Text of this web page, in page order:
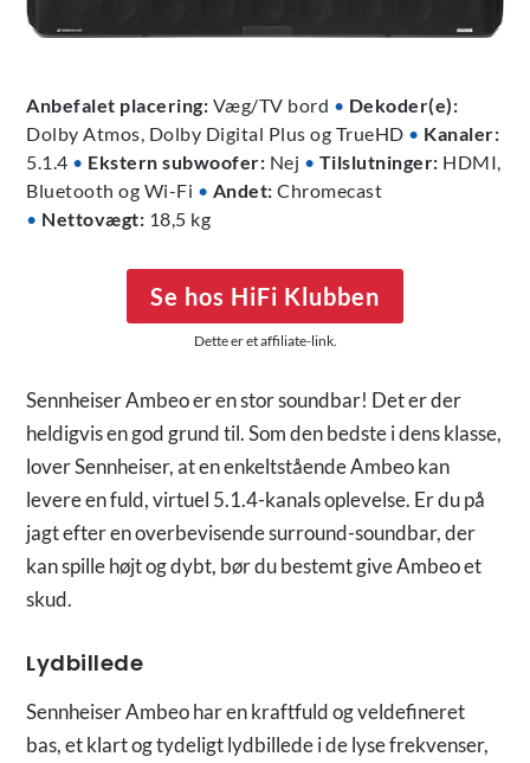
Anbefalet placering: Væg/TV bord • Dekoder(e):
Dolby Atmos, Dolby Digital Plus og TrueHD • Kanaler:
5.1.4 • Ekstern subwoofer: Nej • Tilslutninger: HDMI,
Bluetooth og Wi-Fi • Andet: Chromecast
• Nettovægt: 18,5 kg
Se hos HiFi Klubben
Dette er et affiliate-link.
Sennheiser Ambeo er en stor soundbar! Det er der
heldigvis en god grund til. Som den bedste i dens klasse,
lover Sennheiser, at en enkeltstående Ambeo kan
levere en fuld, virtuel 5.1.4-kanals oplevelse. Er du på
jagt efter en overbevisende surround-soundbar, der
kan spille højt og dybt, bør du bestemt give Ambeo et
skud.
Lydbillede
Sennheiser Ambeo har en kraftfuld og veldefineret
bas, et klart og tydeligt lydbillede i de lyse frekvenser,